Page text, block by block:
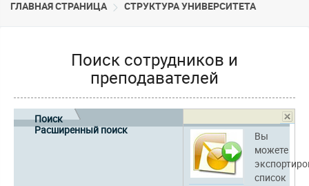
ГЛАВНАЯ СТРАНИЦА CТРУКТУРА УНИВЕРСИТЕТА
Поиск сотрудников и
преподавателей
Вы
можете
список
Поиск
Расширенный поиск